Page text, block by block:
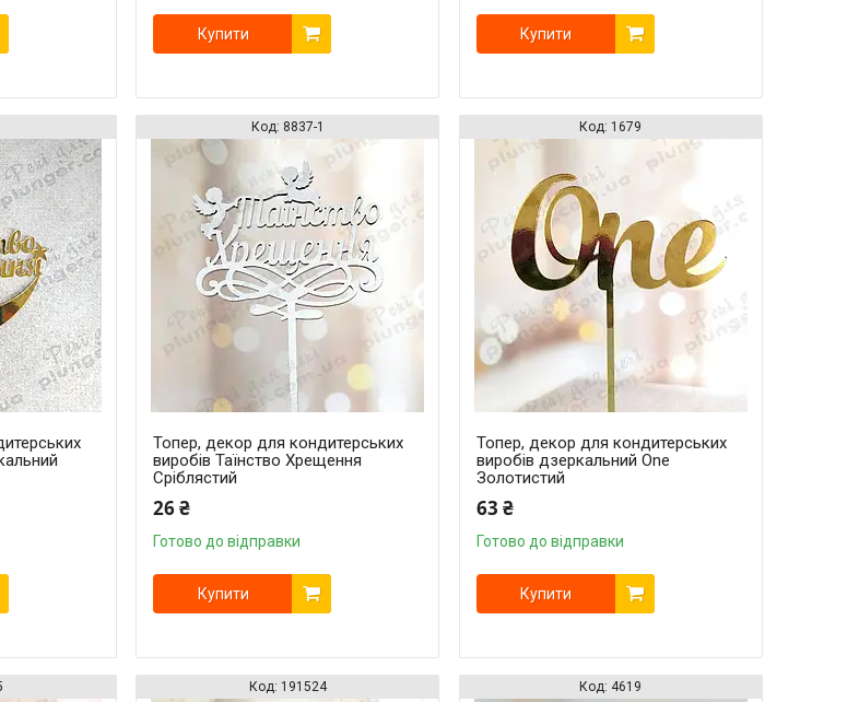
Купити Купити
8837-1
Топер, декор для кондитерських
виробів Таїнство Хрещення
Сріблястий
26 ₴
Готово до відправки
Купити
1679
Топер, декор для кондитерських
виробів дзеркальний One
Золотистий
63 ₴
Готово до відправки
Купити
191524 4619